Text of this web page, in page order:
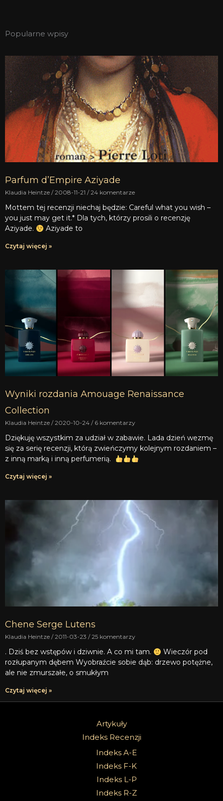
Popularne wpisy
Parfum d’Empire Aziyade
Klaudia Heintze 2008-11-21 24 komentarze
Mottem tej recenzji niechaj będzie: Careful what you wish –
you just may get it.* Dla tych, którzy prosili o recenzję
Aziyade.
Aziyade to
Czytaj więcej »
Wyniki rozdania Amouage Renaissance
Collection
Klaudia Heintze 2020-10-24 6 komentarzy
Dziękuję wszystkim za udział w zabawie. Lada dzień wezmę
się za serię recenzji, którą zwieńczymy kolejnym rozdaniem –
z inną marką i inną perfumerią.
Czytaj więcej »
Chene Serge Lutens
Klaudia Heintze 2011-03-23 25 komentarzy
. Dziś bez wstępów i dziwnie. A co mi tam.
Wieczór pod
rozłupanym dębem Wyobraźcie sobie dąb: drzewo potężne,
ale nie zmurszałe, o smukłym
Czytaj więcej »
Artykuły
Indeks Recenzji
Indeks A-E
Indeks F-K
Indeks L-P
Indeks R-Z